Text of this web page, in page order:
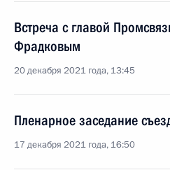
Встреча с главой
Фрадковым
20 декабря 2021 года, 13:45
Пленарное заседание
17 декабря 2021 года, 16:50